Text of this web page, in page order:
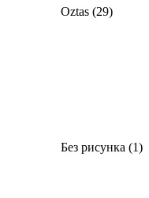
Oztas (29)
Без рисунка (1)